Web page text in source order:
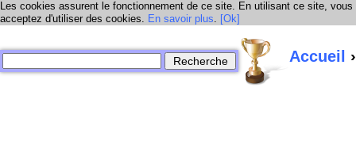
Les cookies assurent le fonctionnement de ce site. En utilisant ce site, vous
acceptez d'utiliser des cookies. En savoir plus. [Ok]
Accueil